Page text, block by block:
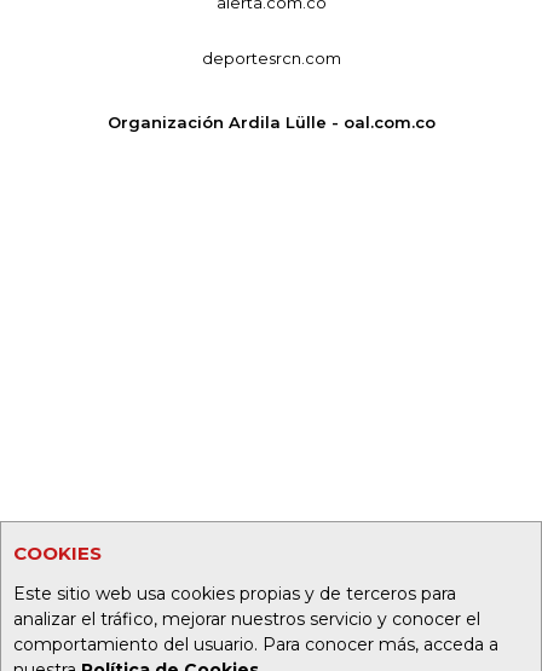
COOKIES
Este sitio web usa cookies propias y de terceros para
analizar el tráfico, mejorar nuestros servicio y conocer el
comportamiento del usuario. Para conocer más, acceda a
deportesrcn.com
Organización Ardila Lülle - oal.com.co